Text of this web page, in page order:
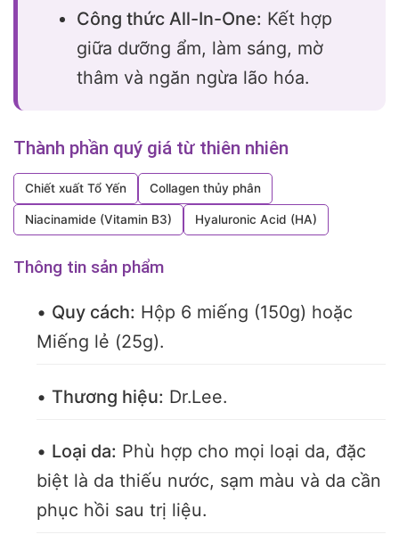
Công thức All-In-One: Kết hợp
giữa dưỡng ẩm, làm sáng, mờ
thâm và ngăn ngừa lão hóa.
Thành phần quý giá từ thiên nhiên
Chiết xuất Tổ Yến Collagen thủy phân
Niacinamide (Vitamin B3) Hyaluronic Acid (HA)
Thông tin sản phẩm
• Quy cách: Hộp 6 miếng (150g) hoặc
Miếng lẻ (25g).
• Thương hiệu: Dr.Lee.
• Loại da: Phù hợp cho mọi loại da, đặc
biệt là da thiếu nước, sạm màu và da cần
phục hồi sau trị liệu.